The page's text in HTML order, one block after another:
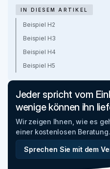
IN DIESEM ARTIKEL
Beispiel H2
Beispiel H3
Beispiel H4
Beispiel H5
Jeder spricht vom
wenige können ihn
Wir zeigen Ihnen, wie es
einer kostenlosen Beratung.
Sprechen Sie mit dem